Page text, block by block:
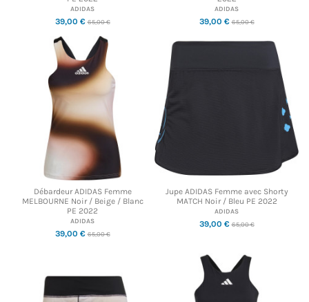
ADIDAS
39,00 €65,00 €
ADIDAS
39,00 €65,00 €
Débardeur ADIDAS Femme
MELBOURNE Noir / Beige / Blanc
PE 2022
ADIDAS
39,00 €65,00 €
Jupe ADIDAS Femme avec Shorty
MATCH Noir / Bleu PE 2022
ADIDAS
39,00 €65,00 €